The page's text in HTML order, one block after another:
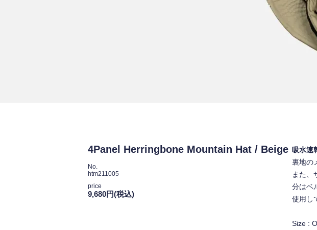
4Panel Herringbone Mountain Hat / Beige
No.
htm211005
price
9,680円(税込)
吸水速
裏地の
また、
分はベ
使用し
Size :